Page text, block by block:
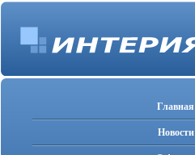
Главная
Новости